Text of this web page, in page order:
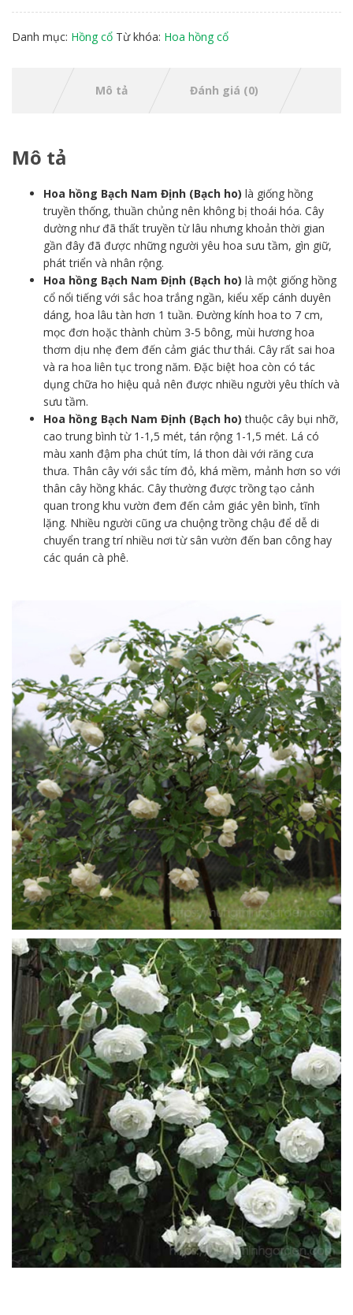
Danh mục: Hồng cổ Từ khóa: Hoa hồng cổ
Mô tả Đánh giá (0)
Mô tả
Hoa hồng Bạch Nam Định (Bạch ho) là giống hồng
truyền thống, thuần chủng nên không bị thoái hóa. Cây
dường như đã thất truyền từ lâu nhưng khoản thời gian
gần đây đã được những người yêu hoa sưu tầm, gìn giữ,
phát triển và nhân rộng.
Hoa hồng Bạch Nam Định (Bạch ho) là một giống hồng
cổ nổi tiếng với sắc hoa trắng ngần, kiểu xếp cánh duyên
dáng, hoa lâu tàn hơn 1 tuần. Đường kính hoa to 7 cm,
mọc đơn hoặc thành chùm 3-5 bông, mùi hương hoa
thơm dịu nhẹ đem đến cảm giác thư thái. Cây rất sai hoa
và ra hoa liên tục trong năm. Đặc biệt hoa còn có tác
dụng chữa ho hiệu quả nên được nhiều người yêu thích và
sưu tầm.
Hoa hồng Bạch Nam Định (Bạch ho) thuộc cây bụi nhỡ,
cao trung bình từ 1-1,5 mét, tán rộng 1-1,5 mét. Lá có
màu xanh đậm pha chút tím, lá thon dài với răng cưa
thưa. Thân cây với sắc tím đỏ, khá mềm, mảnh hơn so với
thân cây hồng khác. Cây thường được trồng tạo cảnh
quan trong khu vườn đem đến cảm giác yên bình, tĩnh
lặng. Nhiều người cũng ưa chuộng trồng chậu để dễ di
chuyển trang trí nhiều nơi từ sân vườn đến ban công hay
các quán cà phê.